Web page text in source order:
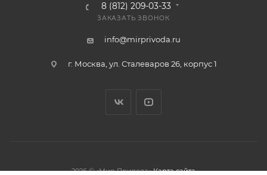
8 (812) 209-03-33
ЗАКАЗАТЬ ЗВОНОК
info@mirprivoda.ru
г. Москва, ул. Сталеваров 26, корпус 1
2026 © «Мир Привода» Карта сайта